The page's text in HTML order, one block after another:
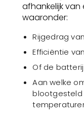
afhankelijk
waaronder:
Rijgedrag
Efficiëntie
Of de
Aan welke